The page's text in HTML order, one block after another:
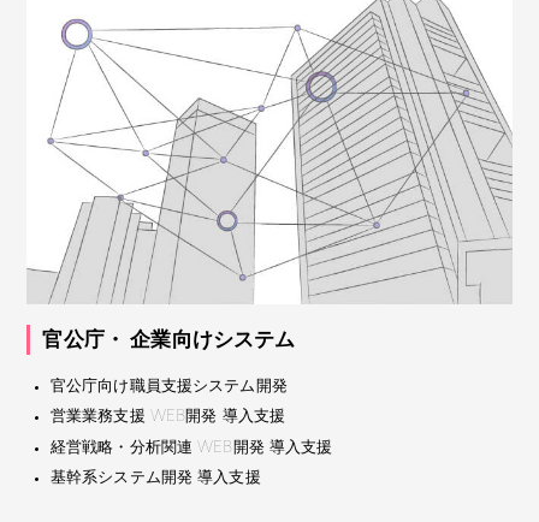
官公庁・ 企業向けシステム
官公庁向け職員支援システム開発
営業業務支援 WEB開発 導入支援
経営戦略・分析関連 WEB開発 導入支援
基幹系システム開発 導入支援